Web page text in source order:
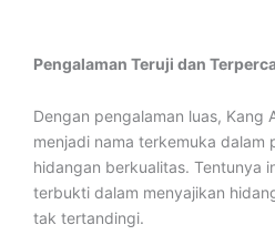
Pengalaman Teruji dan
Dengan pengalaman luas, Kang
menjadi nama terkemuka dalam
hidangan berkualitas. Tentunya
terbukti dalam menyajikan
tak tertandingi.